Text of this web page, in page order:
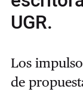
UGR.
Los
de